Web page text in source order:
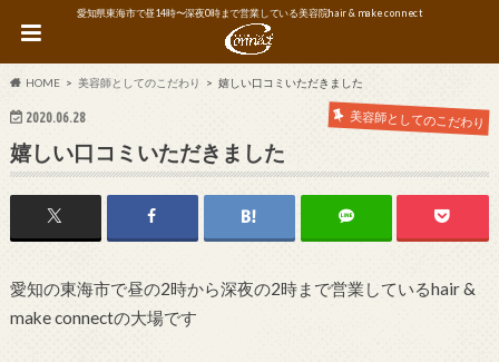
愛知県東海市で昼14時〜深夜0時まで営業している美容院hair & make connect
HOME 美容師としてのこだわり 嬉しい口コミいただきました
2020.06.28 美容師としてのこだわり
嬉しい口コミいただきました
愛知の東海市で昼の2時から深夜の2時まで営業しているhair &
make connectの大場です